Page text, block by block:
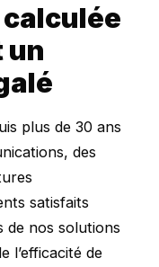
un
plus de 30 ans
des
satisfaits
de nos solutions
l’efficacité de